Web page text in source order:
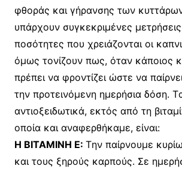
φθοράς και γήρανσης των
υπάρχουν συγκεκριμένες μετρήσεις
ποσότητες που χρειάζονται οι
όμως τονίζουν πως, όταν κάποιος
πρέπει να φροντίζει ώστε να
την προτεινόμενη ημερήσια δόση.
αντιοξειδωτικά, εκτός από τη
οποία και αναφερθήκαμε, είναι:
H BITAMINH E: Tην παίρνουμε
και τους ξηρούς καρπούς. Σε